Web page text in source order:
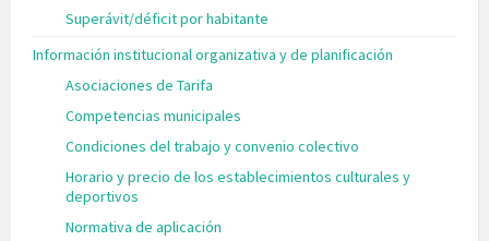
Superávit/déficit por habitante
Información institucional organizativa y de planificación
Asociaciones de Tarifa
Competencias municipales
Condiciones del trabajo y convenio colectivo
Horario y precio de los establecimientos culturales y
deportivos
Normativa de aplicación